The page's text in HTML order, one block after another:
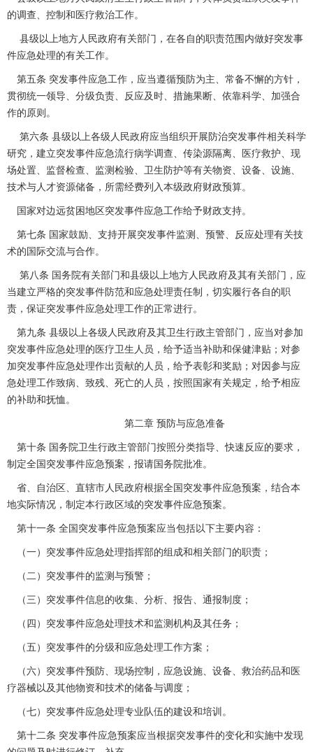
的调查、控制和医疗救治工作。
县级以上地方人民政府有关部门，在各自的职责范围内做好突发事
件应急处理的有关工作。
第五条 突发事件应急工作，应当遵循预防为主、常备不懈的方针，
贯彻统一领导、分级负责、反应及时、措施果断、依靠科学、加强合
作的原则。
第六条 县级以上各级人民政府应当组织开展防治突发事件相关科学
研究，建立突发事件应急流行病学调查、传染源隔离、医疗救护、现
场处置、监督检查、监测检验、卫生防护等有关物资、设备、设施、
技术与人才资源储备，所需经费列入本级政府财政预算。
国家对边远贫困地区突发事件应急工作给予财政支持。
第七条 国家鼓励、支持开展突发事件监测、预警、反应处理有关技
术的国际交流与合作。
第八条 国务院有关部门和县级以上地方人民政府及其有关部门，应
当建立严格的突发事件防范和应急处理责任制，切实履行各自的职
责，保证突发事件应急处理工作的正常进行。
第九条 县级以上各级人民政府及其卫生行政主管部门，应当对参加
突发事件应急处理的医疗卫生人员，给予适当补助和保健津贴；对参
加突发事件应急处理作出贡献的人员，给予表彰和奖励；对因参与应
急处理工作致病、致残、死亡的人员，按照国家有关规定，给予相应
的补助和抚恤。
第二章 预防与应急准备
第十条 国务院卫生行政主管部门按照分类指导、快速反应的要求，
制定全国突发事件应急预案，报请国务院批准。
省、自治区、直辖市人民政府根据全国突发事件应急预案，结合本
地实际情况，制定本行政区域的突发事件应急预案。
第十一条 全国突发事件应急预案应当包括以下主要内容：
（一）突发事件应急处理指挥部的组成和相关部门的职责；
（二）突发事件的监测与预警；
（三）突发事件信息的收集、分析、报告、通报制度；
（四）突发事件应急处理技术和监测机构及其任务；
（五）突发事件的分级和应急处理工作方案；
（六）突发事件预防、现场控制，应急设施、设备、救治药品和医
疗器械以及其他物资和技术的储备与调度；
（七）突发事件应急处理专业队伍的建设和培训。
第十二条 突发事件应急预案应当根据突发事件的变化和实施中发现